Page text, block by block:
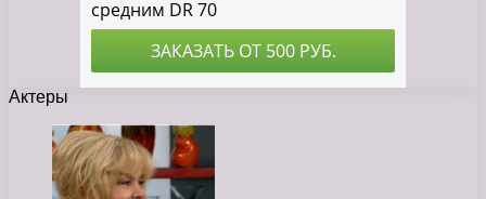
Актеры